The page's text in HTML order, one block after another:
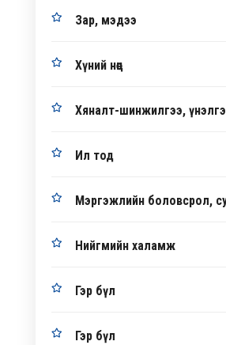
Зар, мэдээ
Хүний нөөц
Хяналт-шинжилгээ,
Ил тод
Мэргэжлийн боловсрол,
Нийгмийн халамж
Гэр бүл
Гэр бүл